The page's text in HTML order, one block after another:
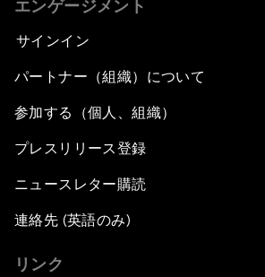
エンゲージメント
サインイン
パートナー（組織）について
参加する（個人、組織）
プレスリリース登録
ニュースレター購読
連絡先 (英語のみ)
リンク